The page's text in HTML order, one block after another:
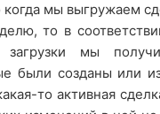
когда мы выгружаем
то в
загрузки мы
были созданы или
то активная